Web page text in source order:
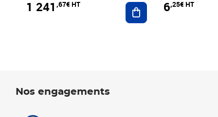
1 241 ,67€ HT Ajouter au panier
6,25€ HT
Nos engagements